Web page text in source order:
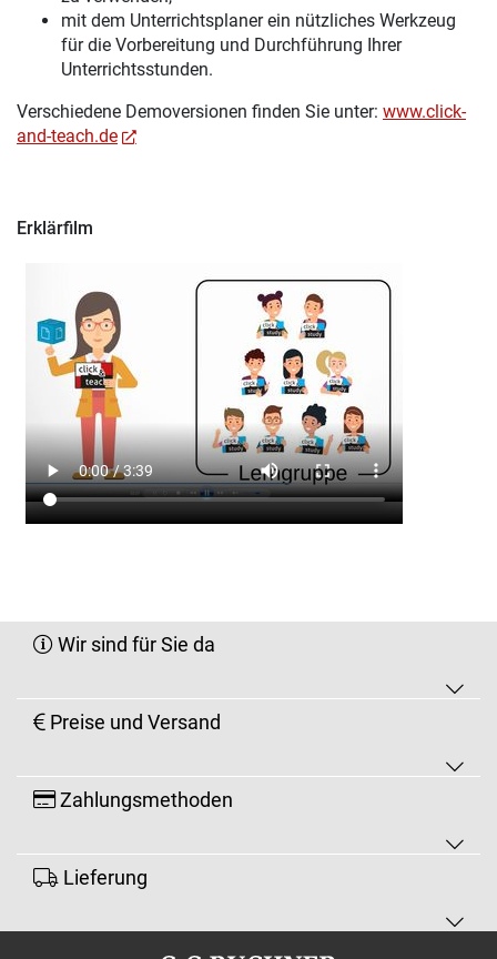
mit dem Unterrichtsplaner ein nützliches Werkzeug
für die Vorbereitung und Durchführung Ihrer
Unterrichtsstunden.
Verschiedene Demoversionen finden Sie unter: www.click-
and-teach.de
Erklärfilm
Wir sind für Sie da
Preise und Versand
Zahlungsmethoden
Lieferung